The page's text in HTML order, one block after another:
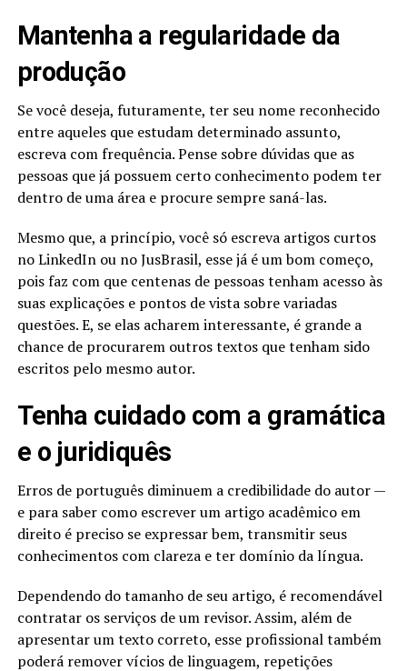
Mantenha a regularidade da
produção
Se você deseja, futuramente, ter seu nome reconhecido
entre aqueles que estudam determinado assunto,
escreva com frequência. Pense sobre dúvidas que as
pessoas que já possuem certo conhecimento podem ter
dentro de uma área e procure sempre saná-las.
Mesmo que, a princípio, você só escreva artigos curtos
no LinkedIn ou no JusBrasil, esse já é um bom começo,
pois faz com que centenas de pessoas tenham acesso às
suas explicações e pontos de vista sobre variadas
questões. E, se elas acharem interessante, é grande a
chance de procurarem outros textos que tenham sido
escritos pelo mesmo autor.
Tenha cuidado com a gramática
e o juridiquês
Erros de português diminuem a credibilidade do autor —
e para saber como escrever um artigo acadêmico em
direito é preciso se expressar bem, transmitir seus
conhecimentos com clareza e ter domínio da língua.
Dependendo do tamanho de seu artigo, é recomendável
contratar os serviços de um revisor. Assim, além de
apresentar um texto correto, esse profissional também
poderá remover vícios de linguagem, repetições